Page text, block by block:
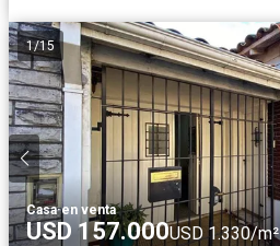
1/15
Casa·en venta
USD 157.000USD 1.330/m²